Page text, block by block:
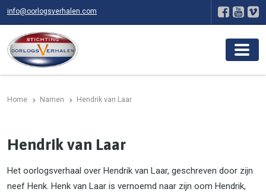
info@oorlogsverhalen.com
Home Namen Hendrik van Laar
Hendrik van Laar
Het oorlogsverhaal over Hendrik van Laar, geschreven door zijn
neef Henk. Henk van Laar is vernoemd naar zijn oom Hendrik,